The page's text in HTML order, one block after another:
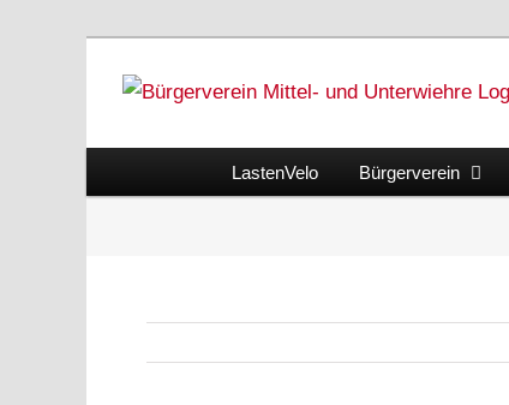
LastenVelo Bürgerverein